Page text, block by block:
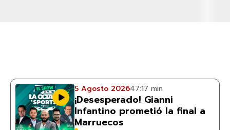
5 Agosto 202647:17 min
¡Desesperado! Gianni
Infantino prometió la final a
Marruecos